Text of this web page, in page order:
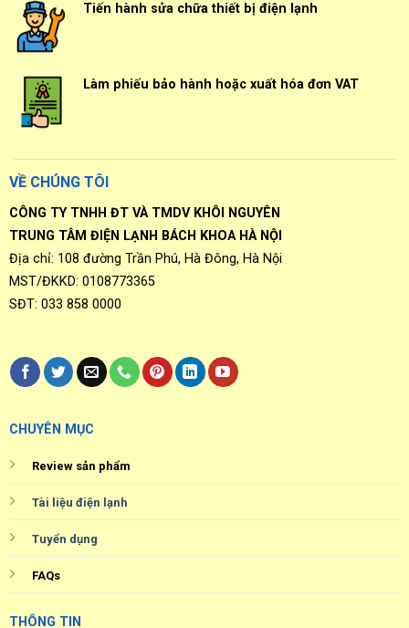
Tiến hành sửa chữa thiết bị điện lạnh
Làm phiếu bảo hành hoặc xuất hóa đơn VAT
VỀ CHÚNG TÔI
CÔNG TY TNHH ĐT VÀ TMDV KHÔI NGUYÊN
TRUNG TÂM ĐIỆN LẠNH BÁCH KHOA HÀ NỘI
Địa chỉ: 108 đường Trần Phú, Hà Đông, Hà Nội
MST/ĐKKD: 0108773365
SĐT: 033 858 0000
CHUYÊN MỤC
Review sản phẩm
Tài liệu điện lạnh
Tuyển dụng
FAQs
THÔNG TIN